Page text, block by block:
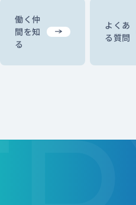
働く仲
間を知
る
よくあ
る質問